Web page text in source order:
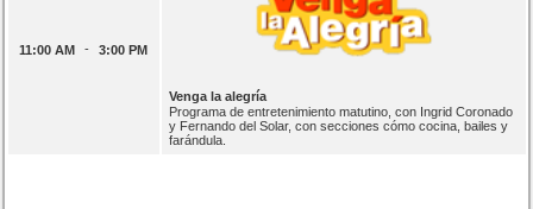
11:00 AM - 3:00 PM
Venga la alegría
Programa de entretenimiento matutino, con Ingrid Coronado
y Fernando del Solar, con secciones cómo cocina, bailes y
farándula.